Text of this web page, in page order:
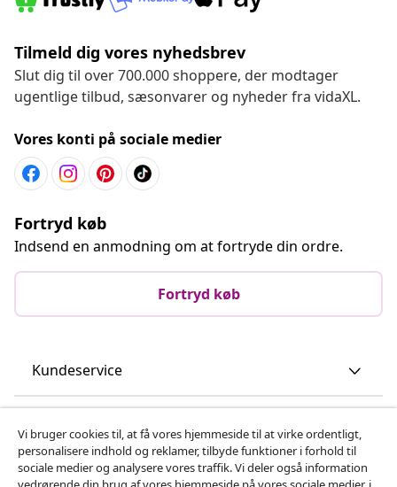
Tilmeld dig vores nyhedsbrev
Slut dig til over 700.000 shoppere, der modtager
ugentlige tilbud, sæsonvarer og nyheder fra vidaXL.
Vores konti på sociale medier
Fortryd køb
Indsend en anmodning om at fortryde din ordre.
Fortryd køb
Kundeservice
vidaXL
Vi bruger cookies til, at få vores hjemmeside til at virke ordentligt,
personalisere indhold og reklamer, tilbyde funktioner i forhold til
sociale medier og analysere vores traffik. Vi deler også information